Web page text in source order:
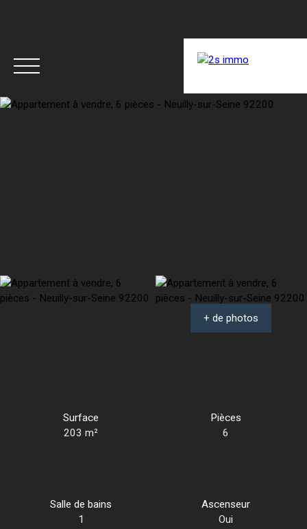
ACCUEIL ACHETER LOUER RÉNOVER
+ de photos
Surface
203m²
Pièces
6
Salle de bains
1
Ascenseur
Oui